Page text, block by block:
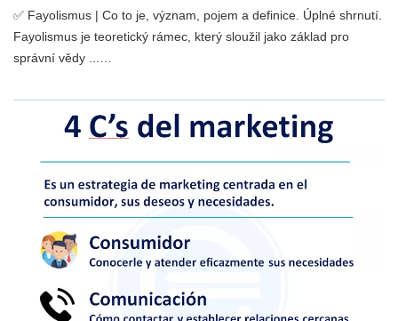
✅ Fayolismus | Co to je, význam, pojem a definice. Úplné shrnutí.
Fayolismus je teoretický rámec, který sloužil jako základ pro
správní vědy ...…